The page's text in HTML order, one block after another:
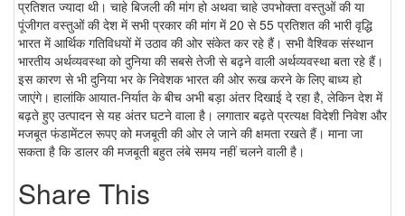
प्रतिशत ज्यादा थी। चाहे बिजली की मांग हो अथवा चाहे उपभोक्ता वस्तुओं की या
पूंजीगत वस्तुओं की देश में सभी प्रकार की मांग में 20 से 55 प्रतिशत की भारी वृद्धि
भारत में आर्थिक गतिविधयों में उठाव की ओर संकेत कर रहे हैं। सभी वैश्विक संस्थान
भारतीय अर्थव्यवस्था को दुनिया की सबसे तेजी से बढ़ने वाली अर्थव्यवस्था बता रहे हैं।
इस कारण से भी दुनिया भर के निवेशक भारत की ओर रूख करने के लिए बाध्य हो
जाएंगे। हालांकि आयात-निर्यात के बीच अभी बड़ा अंतर दिखाई दे रहा है, लेकिन देश में
बढ़ते हुए उत्पादन से यह अंतर घटने वाला है। लगातार बढ़ते प्रत्यक्ष विदेशी निवेश और
मजबूत फंडामेंटल रूपए को मजबूती की ओर ले जाने की क्षमता रखते हैं। माना जा
सकता है कि डालर की मजबूती बहुत लंबे समय नहीं चलने वाली है।
Share This